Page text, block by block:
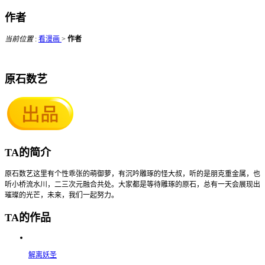
作者
当前位置: 看漫画 > 作者
原石数艺
TA的简介
原石数艺这里有个性乖张的萌御萝，有沉吟雕琢的怪大叔，听的是朋克重金属，也
听小桥流水川，二三次元融合共处。大家都是等待雕琢的原石，总有一天会展现出
璀璨的光芒，未来，我们一起努力。
TA的作品
解离妖圣